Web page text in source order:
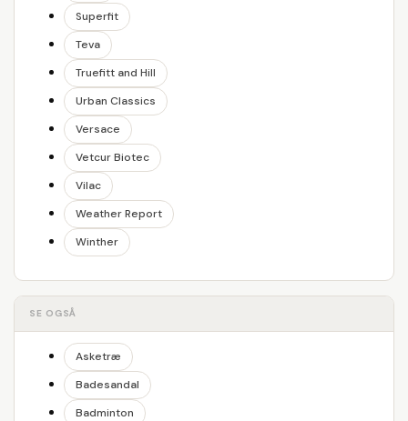
Superfit
Teva
Truefitt and Hill
Urban Classics
Versace
Vetcur Biotec
Vilac
Weather Report
Winther
SE OGSÅ
Asketræ
Badesandal
Badminton